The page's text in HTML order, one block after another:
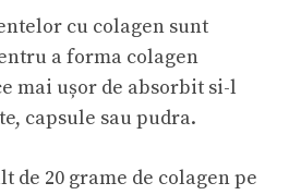
cu colagen sunt
a forma colagen
mai ușor de absorbit si-l
capsule sau pudra.
de 20 grame de colagen pe